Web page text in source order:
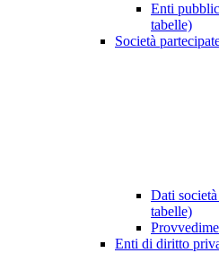
Enti
tabelle)
Società
Dati
tabelle)
Enti di diritto